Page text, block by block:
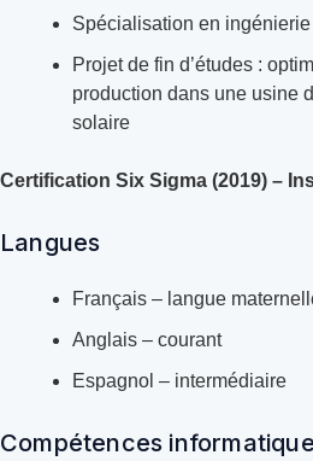
Spécialisation en
Projet de fin d’études :
production dans une usine
solaire
Certification Six Sigma (2019) –
Langues
Français – langue
Anglais – courant
Espagnol – intermédiaire
Compétences